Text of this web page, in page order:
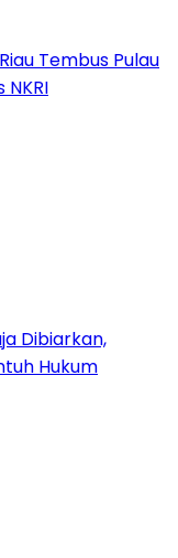
Tembus Pulau
Dibiarkan,
Hukum